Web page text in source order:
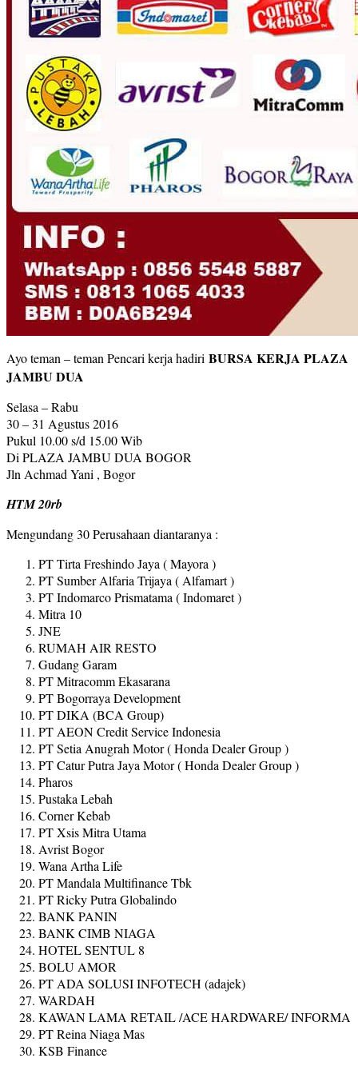
Ayo teman – teman Pencari kerja hadiri BURSA KERJA PLAZA
JAMBU DUA
Selasa – Rabu
30 – 31 Agustus 2016
Pukul 10.00 s/d 15.00 Wib
Di PLAZA JAMBU DUA BOGOR
Jln Achmad Yani , Bogor
HTM 20rb
Mengundang 30 Perusahaan diantaranya :
PT Tirta Freshindo Jaya ( Mayora )
PT Sumber Alfaria Trijaya ( Alfamart )
PT Indomarco Prismatama ( Indomaret )
Mitra 10
JNE
RUMAH AIR RESTO
Gudang Garam
PT Mitracomm Ekasarana
PT Bogorraya Development
PT DIKA (BCA Group)
PT AEON Credit Service Indonesia
PT Setia Anugrah Motor ( Honda Dealer Group )
PT Catur Putra Jaya Motor ( Honda Dealer Group )
Pharos
Pustaka Lebah
Corner Kebab
PT Xsis Mitra Utama
Avrist Bogor
Wana Artha Life
PT Mandala Multifinance Tbk
PT Ricky Putra Globalindo
BANK PANIN
BANK CIMB NIAGA
HOTEL SENTUL 8
BOLU AMOR
PT ADA SOLUSI INFOTECH (adajek)
WARDAH
KAWAN LAMA RETAIL /ACE HARDWARE/ INFORMA
PT Reina Niaga Mas
KSB Finance